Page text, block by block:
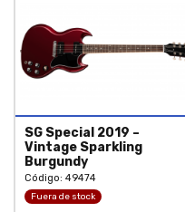
SG Special 2019 –
Vintage Sparkling
Burgundy
Código: 49474
Fuera de stock